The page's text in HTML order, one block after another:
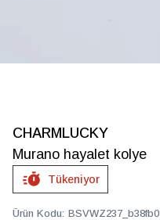
CHARMLUCKY
Murano hayalet kolye
Tükeniyor
Ürün Kodu: BSVWZ237_b38fb0